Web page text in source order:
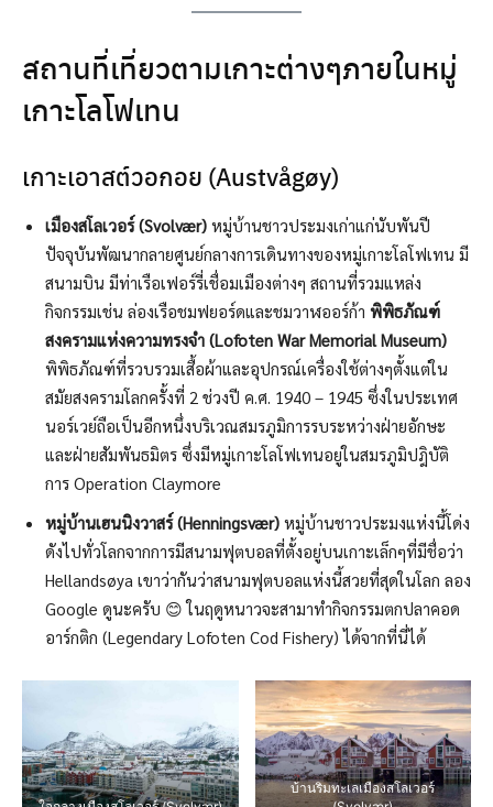
สถานที่เที่ยวตามเกาะต่างๆภายในหมู่
เกาะโลโฟเทน
เกาะเอาสต์วอกอย (Austvågøy)
เมืองสโลเวอร์ (Svolvær) หมู่บ้านชาวประมงเก่าแก่นับพันปี
ปัจจุบันพัฒนากลายศูนย์กลางการเดินทางของหมู่เกาะโลโฟเทน มี
สนามบิน มีท่าเรือเฟอร์รี่เชื่อมเมืองต่างๆ สถานที่รวมแหล่ง
กิจกรรมเช่น ล่องเรือชมฟยอร์ดและชมวาฬออร์ก้า พิพิธภัณฑ์
สงครามแห่งความทรงจำ (Lofoten War Memorial Museum)
พิพิธภัณฑ์ที่รวบรวมเสื้อผ้าและอุปกรณ์เครื่องใช้ต่างๆตั้งแต่ใน
สมัยสงครามโลกครั้งที่ 2 ช่วงปี ค.ศ. 1940 – 1945 ซึ่งในประเทศ
นอร์เวย์ถือเป็นอีกหนึ่งบริเวณสมรภูมิการรบระหว่างฝ่ายอักษะ
และฝ่ายสัมพันธมิตร ซึ่งมีหมู่เกาะโลโฟเทนอยู่ในสมรภูมิปฎิบัติ
การ Operation Claymore
หมู่บ้านเฮนนิงวาสร์ (Henningsvær) หมู่บ้านชาวประมงแห่งนี้โด่ง
ดังไปทั่วโลกจากการมีสนามฟุตบอลที่ตั้งอยู่บนเกาะเล็กๆที่มีชื่อว่า
Hellandsøya เขาว่ากันว่าสนามฟุตบอลแห่งนี้สวยที่สุดในโลก ลอง
Google ดูนะครับ 😊 ในฤดูหนาวจะสามาทำกิจกรรมตกปลาคอด
อาร์กติก (Legendary Lofoten Cod Fishery) ได้จากที่นี่ได้
บ้านริมทะเลเมืองสโลเวอร์